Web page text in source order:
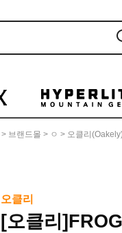
> 브랜드몰 > ㅇ > 오클리
오클리
[오클리